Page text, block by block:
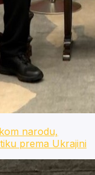
narodu,
prema Ukrajini